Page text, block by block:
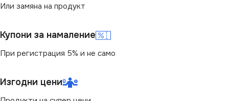
Или замяна на продукт
Купони за намаление
При регистрация 5% и не само
Изгодни цени